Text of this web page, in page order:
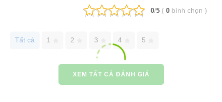
0/5 ( 0 bình chọn )
Tất cả 1 2 3 4 5
XEM TẤT CẢ ĐÁNH GIÁ